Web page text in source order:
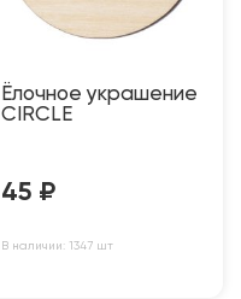
Ёлочное украшение
CIRCLE
45 ₽
В наличии: 1347 шт